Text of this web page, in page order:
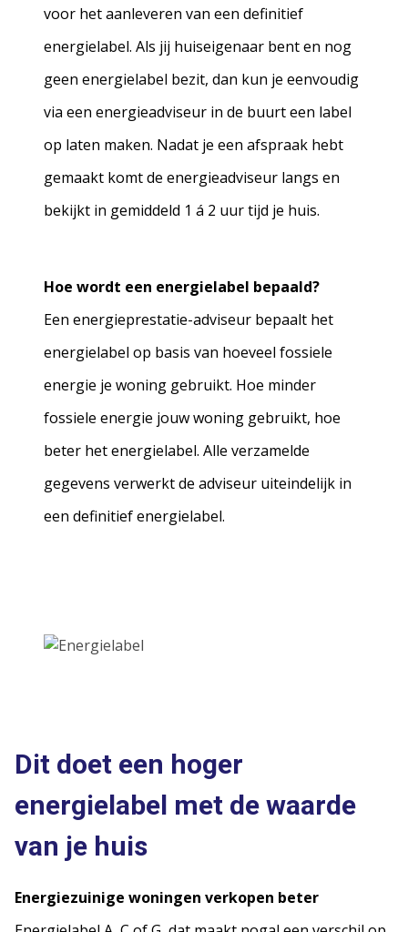
voor het aanleveren van een definitief
energielabel. Als jij huiseigenaar bent en nog
geen energielabel bezit, dan kun je eenvoudig
via een energieadviseur in de buurt een label
op laten maken. Nadat je een afspraak hebt
gemaakt komt de energieadviseur langs en
bekijkt in gemiddeld 1 á 2 uur tijd je huis.
Hoe wordt een energielabel bepaald?
Een energieprestatie-adviseur bepaalt het
energielabel op basis van hoeveel fossiele
energie je woning gebruikt. Hoe minder
fossiele energie jouw woning gebruikt, hoe
beter het energielabel. Alle verzamelde
gegevens verwerkt de adviseur uiteindelijk in
een definitief energielabel.
Dit doet een hoger
energielabel met de waarde
van je huis
Energiezuinige woningen verkopen beter